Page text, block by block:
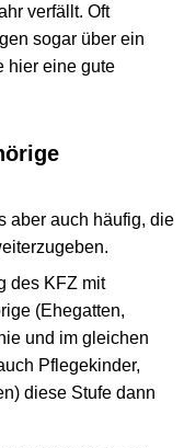
verfällt. Oft
sogar über ein
hier eine gute
aber auch häufig, die
des KFZ mit
(Ehegatten,
und im gleichen
Pflegekinder,
diese Stufe dann